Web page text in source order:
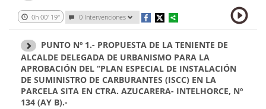
0h 00' 19'' 0 Intervenciones
PUNTO Nº 1.- PROPUESTA DE LA TENIENTE DE
ALCALDE DELEGADA DE URBANISMO PARA LA
APROBACIÓN DEL “PLAN ESPECIAL DE INSTALACIÓN
DE SUMINISTRO DE CARBURANTES (ISCC) EN LA
PARCELA SITA EN CTRA. AZUCARERA- INTELHORCE, Nº
134 (AY B).-